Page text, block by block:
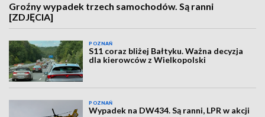
Groźny wypadek trzech samochodów. Są ranni
[ZDJĘCIA]
POZNAŃ
S11 coraz bliżej Bałtyku. Ważna decyzja
dla kierowców z Wielkopolski
POZNAŃ
Wypadek na DW434. Są ranni, LPR w akcji